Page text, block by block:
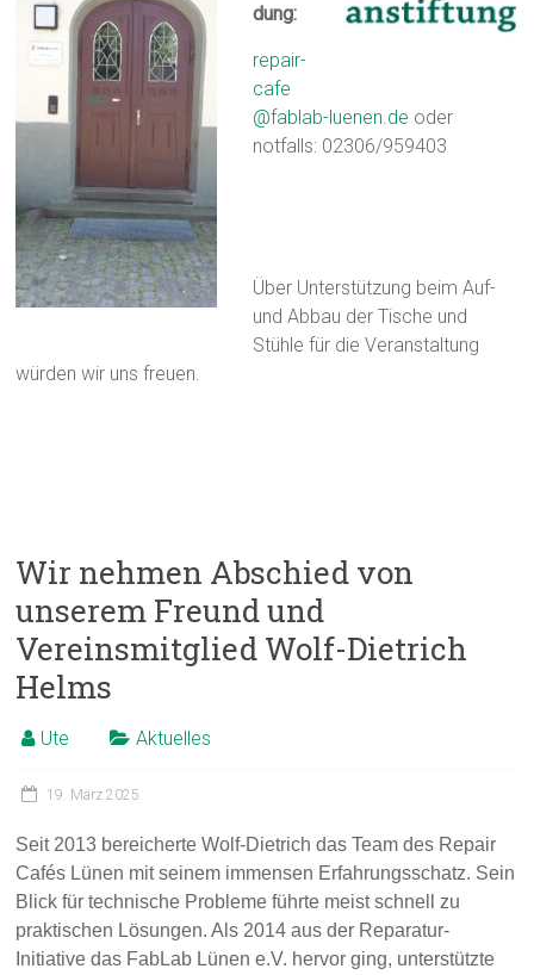
dung:
repair-
cafe
@fablab-luenen.de oder
notfalls: 02306/959403
Über Unterstützung beim Auf-
und Abbau der Tische und
Stühle für die Veranstaltung
würden wir uns freuen.
Wir nehmen Abschied von
unserem Freund und
Vereinsmitglied Wolf-Dietrich
Helms
Ute Aktuelles
19. März 2025
Seit 2013 bereicherte Wolf-Dietrich das Team des Repair
Cafés Lünen mit seinem immensen Erfahrungsschatz. Sein
Blick für technische Probleme führte meist schnell zu
praktischen Lösungen. Als 2014 aus der Reparatur-
Initiative das FabLab Lünen e.V. hervor ging, unterstützte